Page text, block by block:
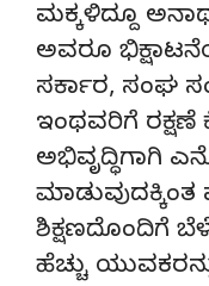
ಮಕ್ಕಳಿದ್ದೂ
ಅವರೂ
ಸರ್ಕಾರ, ಸಂಘ
ಇಂಥವರಿಗೆ ರಕ್ಷಣೆ
ಅಭಿವೃದ್ಧಿಗಾಗಿ
ಶಿಕ್ಷಣದೊಂದಿಗೆ
ಹೆಚ್ಚು